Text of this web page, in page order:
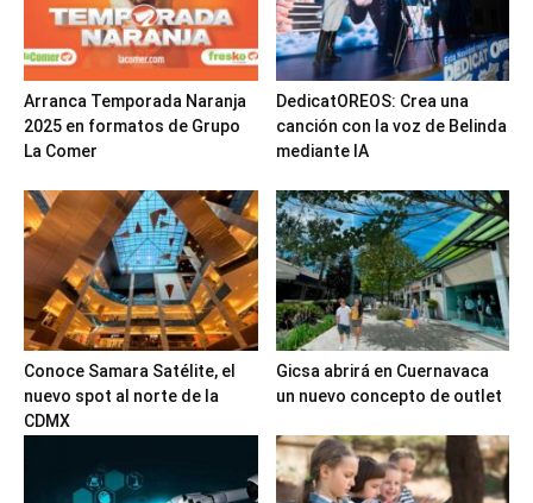
Arranca Temporada Naranja
2025 en formatos de Grupo
La Comer
DedicatOREOS: Crea una
canción con la voz de Belinda
mediante IA
Conoce Samara Satélite, el
nuevo spot al norte de la
CDMX
Gicsa abrirá en Cuernavaca
un nuevo concepto de outlet